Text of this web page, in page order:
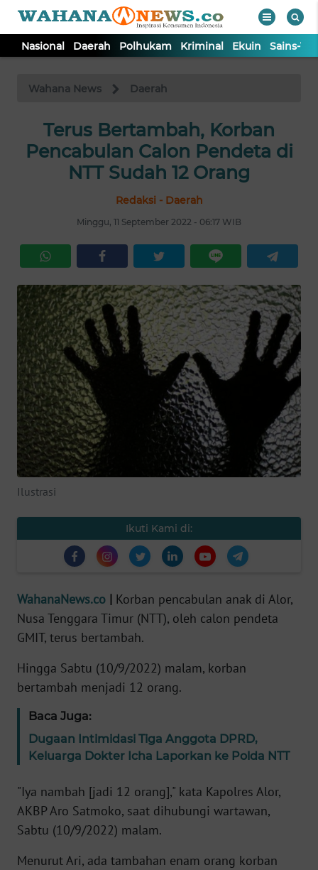
Nasional Daerah Polhukam Kriminal Ekuin Sains-
Wahana News Daerah
Terus Bertambah, Korban
Pencabulan Calon Pendeta di
NTT Sudah 12 Orang
Redaksi - Daerah
Minggu, 11 September 2022 - 06:17 WIB
Ilustrasi
Ikuti Kami di:
WahanaNews.co | Korban pencabulan anak di Alor,
Nusa Tenggara Timur (NTT), oleh calon pendeta
GMIT, terus bertambah.
Hingga Sabtu (10/9/2022) malam, korban
bertambah menjadi 12 orang.
Baca Juga:
Dugaan Intimidasi Tiga Anggota DPRD,
Keluarga Dokter Icha Laporkan ke Polda NTT
"Iya nambah [jadi 12 orang]," kata Kapolres Alor,
AKBP Aro Satmoko, saat dihubungi wartawan,
Sabtu (10/9/2022) malam.
Menurut Ari, ada tambahan enam orang korban
TV
NASIONAL
KRIMINAL
EKUIN
SAINS-TEKNO
KESEHATAN
INTERNASIONAL
SERBA-SERBI
PENDIDIKAN
EDITORIAL
Informasi
INDEKS
BERITA
KAMI
IKLAN
TENTANG